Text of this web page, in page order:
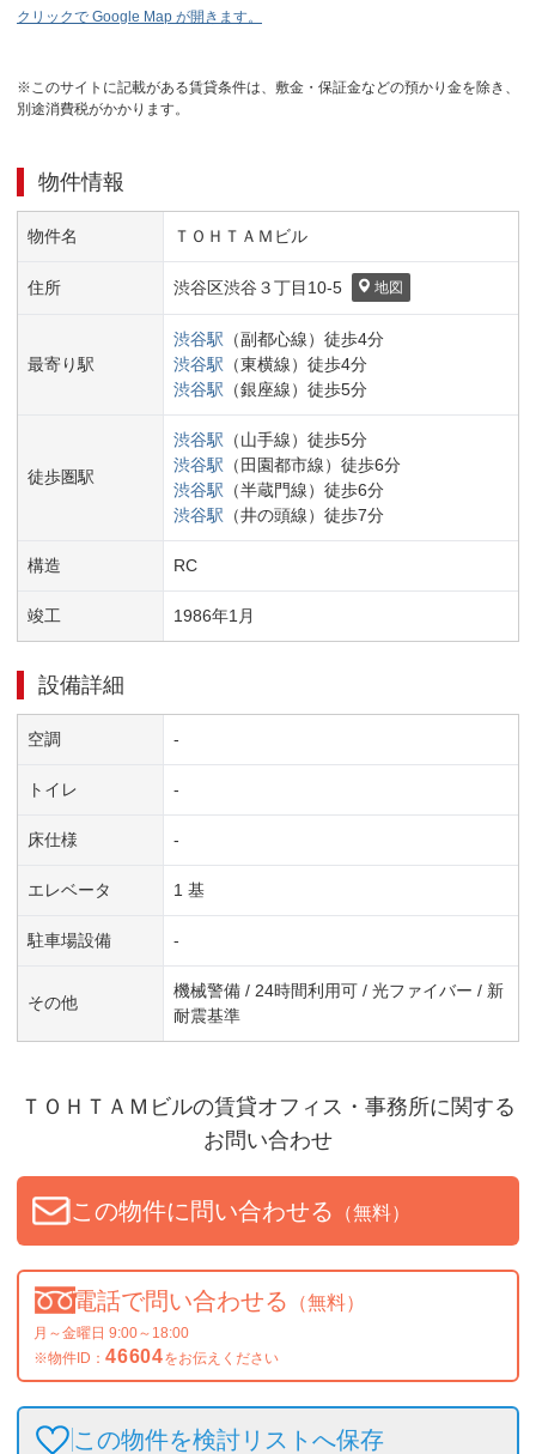
クリックで Google Map が開きます。
※このサイトに記載がある賃貸条件は、敷金・保証金などの預かり金を除き、
別途消費税がかかります。
物件情報
物件名 ＴＯＨＴＡＭビル
住所 渋谷区渋谷３丁目 10-5 地図
最寄り駅
渋谷駅 （副都心線） 徒歩4分
渋谷駅 （東横線） 徒歩4分
渋谷駅 （銀座線） 徒歩5分
徒歩圏駅
渋谷駅 （山手線） 徒歩5分
渋谷駅 （ 田園都市線） 徒歩6分
渋谷駅 （半蔵門線） 徒歩6分
渋谷駅 （井の頭線） 徒歩7分
構造 RC
竣工 1986年1 月
設備詳細
空調 -
トイレ -
床仕様 -
エレベータ 1 基
駐車場設備 -
その他
機械警備 / 24時間利用可 / 光ファイバー / 新
耐震基準
ＴＯＨＴＡＭビルの賃貸オフィス・事務所に関する
お問い合わせ
この物件に問い合わせる （無料）
電話で問い合わせる （無料）
月～金曜日 9:00～18:00
※物件ID： 46604をお伝えください
この物件を検討リストへ保存